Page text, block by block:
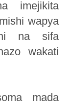
imejikita
wapya
na sifa
wakati
mada